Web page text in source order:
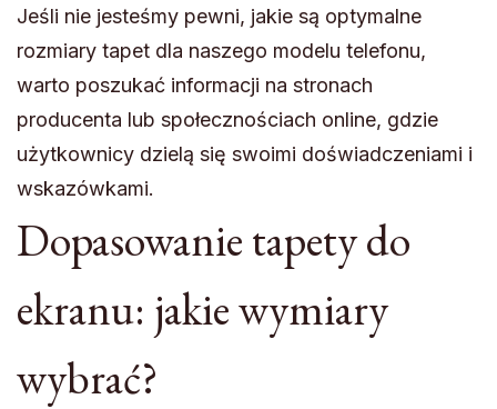
Jeśli nie jesteśmy pewni, jakie są optymalne
rozmiary tapet dla naszego modelu telefonu,
warto poszukać informacji na stronach
producenta lub społecznościach online, gdzie
użytkownicy dzielą się swoimi doświadczeniami i
wskazówkami.
Dopasowanie tapety do
ekranu: jakie wymiary
wybrać?